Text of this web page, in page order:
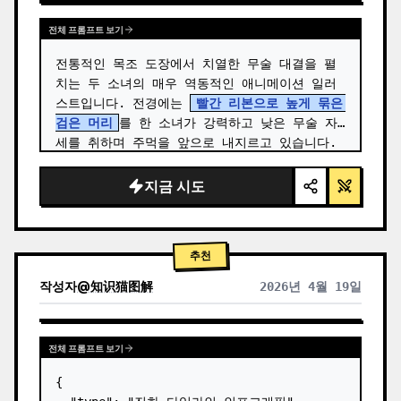
전체 프롬프트 보기
전통적인 목조 도장에서 치열한 무술 대결을 펼
치는 두 소녀의 매우 역동적인 애니메이션 일러
스트입니다. 전경에는
빨간 리본으로 높게 묶은
검은 머리
를 한 소녀가 강력하고 낮은 무술 자
세를 취하며 주먹을 앞으로 내지르고 있습니다.
지금 시도
추천
작성자@知识猫图解 2026년 4월 19일
전체 프롬프트 보기
{